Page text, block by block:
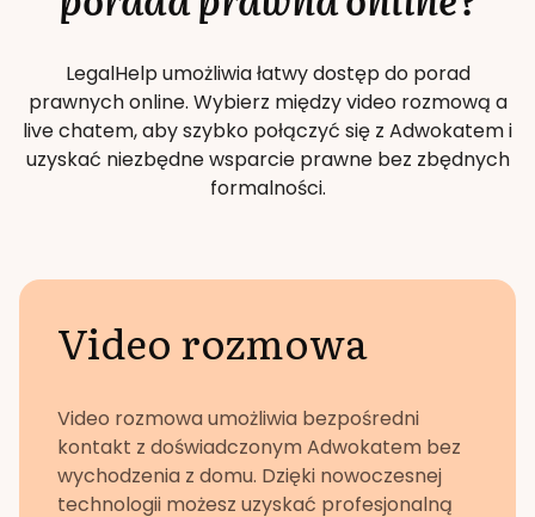
LegalHelp umożliwia łatwy dostęp do porad
prawnych online. Wybierz między video rozmową a
live chatem, aby szybko połączyć się z Adwokatem i
uzyskać niezbędne wsparcie prawne bez zbędnych
formalności.
Video rozmowa
Video rozmowa umożliwia bezpośredni
kontakt z doświadczonym Adwokatem bez
wychodzenia z domu. Dzięki nowoczesnej
technologii możesz uzyskać profesjonalną